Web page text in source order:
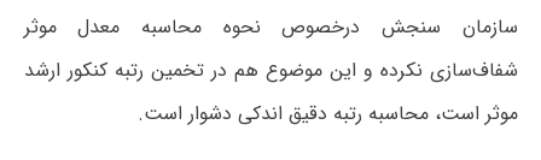
سازمان سنجش درخصوص نحوه محاسبه معدل موثر
شفاف‌سازی نکرده و این موضوع هم در تخمین رتبه کنکور ارشد
موثر است، محاسبه رتبه دقیق اندکی دشوار است.